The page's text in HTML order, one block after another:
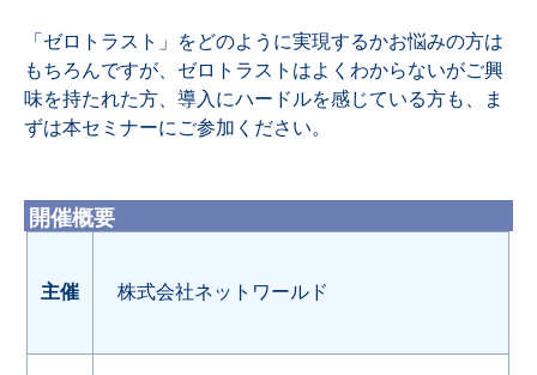
「ゼロトラスト」をどのように実現するかお悩みの方は
もちろんですが、ゼロトラストはよくわからないがご興
味を持たれた方、導入にハードルを感じている方も、ま
ずは本セミナーにご参加ください。
開催概要
主催 株式会社ネットワールド